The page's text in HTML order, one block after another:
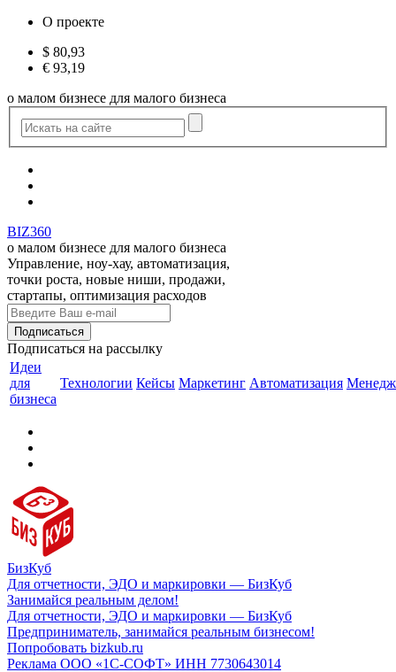
О проекте
$ 80,93
€ 93,19
о малом бизнесе для малого бизнеса
BIZ360
о малом бизнесе для малого бизнеса
Управление, ноу-хау, автоматизация,
точки роста, новые ниши, продажи,
стартапы, оптимизация расходов
Подписаться на рассылку
Идеи
для
бизнеса
Технологии Кейсы Маркетинг Автоматизация
БизКуб
Для отчетности, ЭДО и маркировки — БизКуб
Занимайся реальным делом!
Для отчетности, ЭДО и маркировки — БизКуб
Предприниматель, занимайся реальным бизнесом!
Попробовать bizkub.ru
Реклама ООО «1С-СОФТ» ИНН 7730643014